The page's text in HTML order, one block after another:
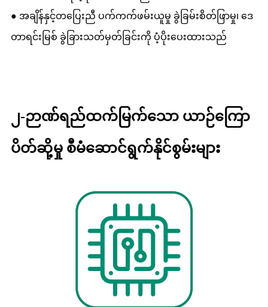
● အချိန်နှင့်တပြေးညီ ပက်ကက်ဖမ်းယူမှု ခွဲခြမ်းစိတ်ဖြာမှု၊ ဒေ
တာရင်းမြစ် ခွဲခြားသတ်မှတ်ခြင်းကို ပံ့ပိုးပေးထားသည်
၂-ဉာဏ်ရည်ထက်မြက်သော ယာဉ်ကြော
ပိတ်ဆို့မှု စီမံဆောင်ရွက်နိုင်စွမ်းများ